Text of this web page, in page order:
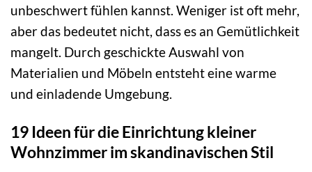
unbeschwert fühlen kannst. Weniger ist oft mehr,
aber das bedeutet nicht, dass es an Gemütlichkeit
mangelt. Durch geschickte Auswahl von
Materialien und Möbeln entsteht eine warme
und einladende Umgebung.
19 Ideen für die Einrichtung kleiner
Wohnzimmer im skandinavischen Stil